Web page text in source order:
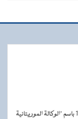
أنشئت الوكالة الموريتانية للأنباء في فاتح يوليو 1975 باسم "الوكالة الموريتانية